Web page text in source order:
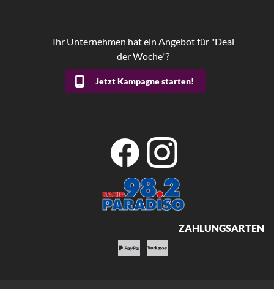
Ihr Unternehmen hat ein Angebot für "Deal
der Woche"?
Jetzt Kampagne starten!
ZAHLUNGSARTEN